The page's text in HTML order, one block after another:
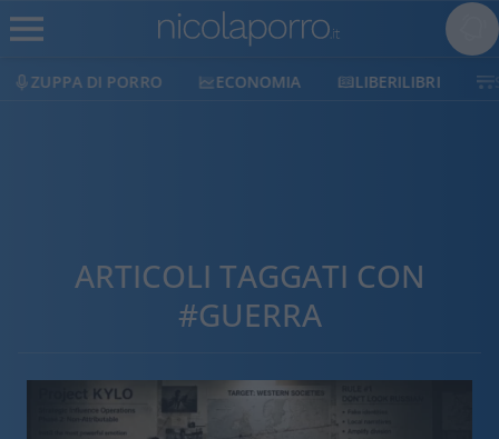
ECONOMIA LIBERILIBRI SHOP SOSTIENICI
ARTICOLI TAGGATI CON
#GUERRA